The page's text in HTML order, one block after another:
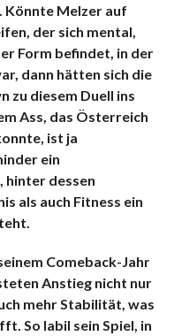
Könnte Melzer auf
der sich mental,
Form befindet, in der
dann hätten sich die
zu diesem Duell ins
Ass, das Österreich
ist ja
ein
dessen
als auch Fitness ein
Comeback-Jahr
Anstieg nicht nur
mehr Stabilität, was
So labil sein Spiel, in